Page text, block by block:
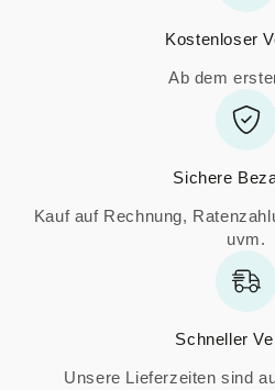
Kostenloser
Ab dem
Sichere
Kauf auf Rechnung,
uvm.
Schneller
Unsere Lieferzeiten sind